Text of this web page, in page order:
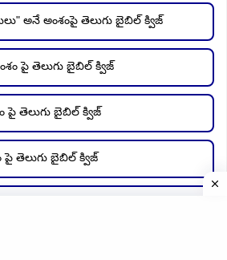
అనే అంశంపై తెలుగు బైబిల్ క్విజ్
పై తెలుగు బైబిల్ క్విజ్
పై తెలుగు బైబిల్ క్విజ్
తెలుగు బైబిల్ క్విజ్